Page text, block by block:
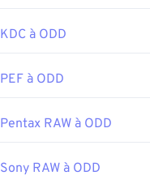
KDC à ODD
PEF à ODD
Pentax RAW à ODD
Sony RAW à ODD